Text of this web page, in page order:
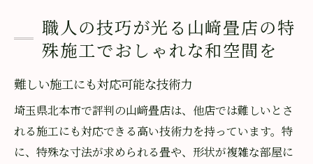
職人の技巧が光る山﨑畳店の特
殊施工でおしゃれな和空間を
難しい施工にも対応可能な技術力
埼玉県北本市で評判の山﨑畳店は、他店では難しいとさ
れる施工にも対応できる高い技術力を持っています。特
に、特殊な寸法が求められる畳や、形状が複雑な部屋に